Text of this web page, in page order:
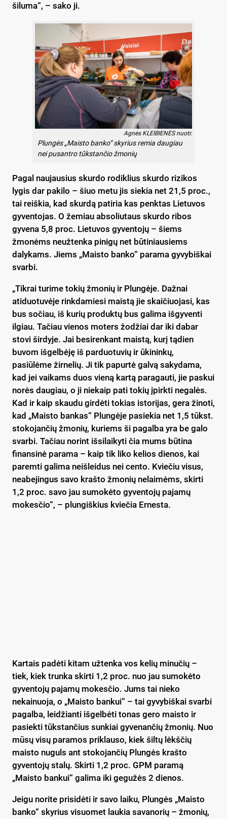
šiluma“, – sako ji.
Agnės KLEIBIENĖS nuotr.
Plungės „Maisto banko“ skyrius remia daugiau
nei pusantro tūkstančio žmonių
Pagal naujausius skurdo rodiklius skurdo rizikos
lygis dar pakilo – šiuo metu jis siekia net 21,5 proc.,
tai reiškia, kad skurdą patiria kas penktas Lietuvos
gyventojas. O žemiau absoliutaus skurdo ribos
gyvena 5,8 proc. Lietuvos gyventojų – šiems
žmonėms neužtenka pinigų net būtiniausiems
dalykams. Jiems „Maisto banko“ parama gyvybiškai
svarbi.
„Tikrai turime tokių žmonių ir Plungėje. Dažnai
atiduotuvėje rinkdamiesi maistą jie skaičiuojasi, kas
bus sočiau, iš kurių produktų bus galima išgyventi
ilgiau. Tačiau vienos moters žodžiai dar iki dabar
stovi širdyje. Jai besirenkant maistą, kurį tądien
buvom išgelbėję iš parduotuvių ir ūkininkų,
pasiūlėme žirnelių. Ji tik papurtė galvą sakydama,
kad jei vaikams duos vieną kartą paragauti, jie paskui
norės daugiau, o ji niekaip pati tokių įpirkti negalės.
Kad ir kaip skaudu girdėti tokias istorijas, gera žinoti,
kad „Maisto bankas“ Plungėje pasiekia net 1,5 tūkst.
stokojančių žmonių, kuriems ši pagalba yra be galo
svarbi. Tačiau norint išsilaikyti čia mums būtina
finansinė parama – kaip tik liko kelios dienos, kai
paremti galima neišleidus nei cento. Kviečiu visus,
neabejingus savo krašto žmonių nelaimėms, skirti
1,2 proc. savo jau sumokėto gyventojų pajamų
mokesčio“, – plungiškius kviečia Ernesta.
Kartais padėti kitam užtenka vos kelių minučių –
tiek, kiek trunka skirti 1,2 proc. nuo jau sumokėto
gyventojų pajamų mokesčio. Jums tai nieko
nekainuoja, o „Maisto bankui“ – tai gyvybiškai svarbi
pagalba, leidžianti išgelbėti tonas gero maisto ir
pasiekti tūkstančius sunkiai gyvenančių žmonių. Nuo
mūsų visų paramos priklauso, kiek šiltų lėkščių
maisto nuguls ant stokojančių Plungės krašto
gyventojų stalų. Skirti 1,2 proc. GPM paramą
„Maisto bankui“ galima iki gegužės 2 dienos.
Jeigu norite prisidėti ir savo laiku, Plungės „Maisto
banko“ skyrius visuomet laukia savanorių – žmonių,